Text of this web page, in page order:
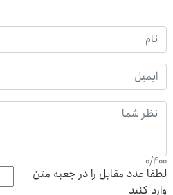
0/400
لطفا عدد مقابل را در جعبه متن
وارد کنید